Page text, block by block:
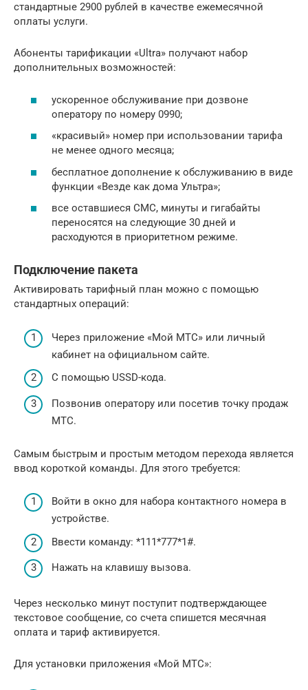
стандартные 2900 рублей в качестве ежемесячной
оплаты услуги.
Абоненты тарификации «Ultra» получают набор
дополнительных возможностей:
ускоренное обслуживание при дозвоне
оператору по номеру 0990;
«красивый» номер при использовании тарифа
не менее одного месяца;
бесплатное дополнение к обслуживанию в виде
функции «Везде как дома Ультра»;
все оставшиеся СМС, минуты и гигабайты
переносятся на следующие 30 дней и
расходуются в приоритетном режиме.
Подключение пакета
Активировать тарифный план можно с помощью
стандартных операций:
Через приложение «Мой МТС» или личный
кабинет на официальном сайте.
С помощью USSD-кода.
Позвонив оператору или посетив точку продаж
МТС.
Самым быстрым и простым методом перехода является
ввод короткой команды. Для этого требуется:
Войти в окно для набора контактного номера в
устройстве.
Ввести команду: *111*777*1#.
Нажать на клавишу вызова.
Через несколько минут поступит подтверждающее
текстовое сообщение, со счета спишется месячная
оплата и тариф активируется.
Для установки приложения «Мой МТС»: